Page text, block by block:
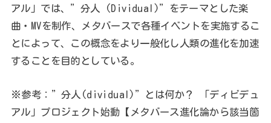
アル」では、”分人 (Dividual)”をテーマとした楽
曲・MVを制作、メタバースで各種イベントを実施するこ
とによって、この概念をより一般化し人類の進化を加速
することを目的としている。
※参考：”分人(dividual)”とは何か？ 「ディビデュ
アル」プロジェクト始動【メタバース進化論から該当箇